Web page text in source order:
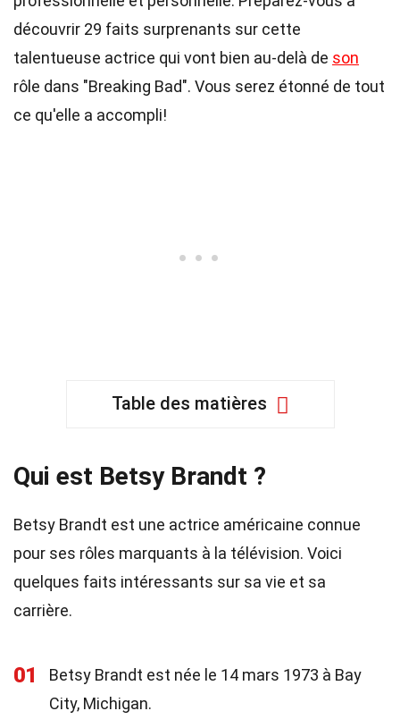
découvrir 29 faits surprenants sur cette
talentueuse actrice qui vont bien au-delà de son
rôle dans "Breaking Bad". Vous serez étonné de tout
ce qu'elle a accompli!
Table des matières
Qui est Betsy Brandt ?
Betsy Brandt est une actrice américaine connue
pour ses rôles marquants à la télévision. Voici
quelques faits intéressants sur sa vie et sa
carrière.
01
Betsy Brandt est née le 14 mars 1973 à Bay
City, Michigan.